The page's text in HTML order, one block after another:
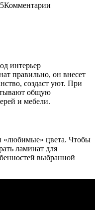
Комментарии
интерьер
правильно, он внесет
создаст уют. При
общую
и мебели.
«любимые» цвета. Чтобы
ламинат для
выбранной